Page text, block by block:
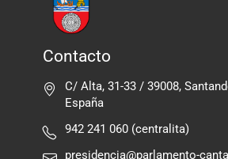
Contacto
C/ Alta, 31-33 / 39008,
España
942 241 060 (centralita)
presidencia@parlamento-